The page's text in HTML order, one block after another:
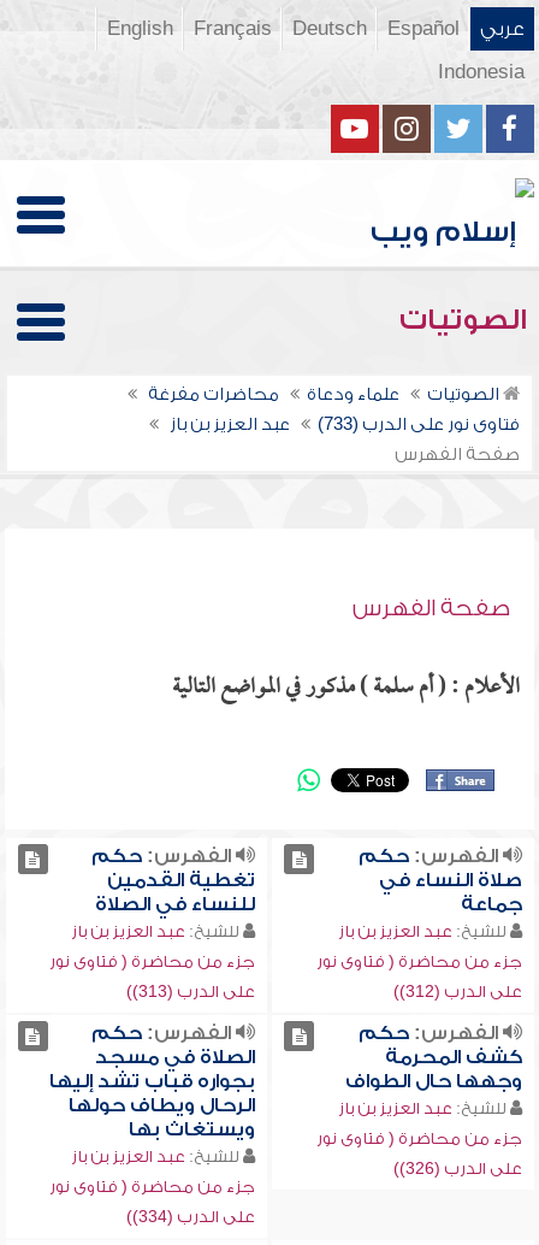
عربي Español
Deutsch
Français
English
Indonesia
الصوتيات
الصوتيات علماء ودعاة
محاضرات مفرغة
فتاوى نور على الدرب (733)
عبد العزيز بن باز
صفحة الفهرس
صفحة الفهرس
الأعلام : ( أم سلمة ) مذكور في المواضع التالية
الفهرس:حكم
صلاة النساء في
جماعة
للشيخ: عبد العزيز بن باز
جزء من محاضرة ( فتاوى نور
على الدرب (312))
الفهرس:حكم
تغطية القدمين
للنساء في الصلاة
للشيخ: عبد العزيز بن باز
جزء من محاضرة ( فتاوى نور
على الدرب (313))
الفهرس:حكم
كشف المحرمة
وجهها حال الطواف
للشيخ: عبد العزيز بن باز
جزء من محاضرة ( فتاوى نور
على الدرب (326))
الفهرس:حكم
الصلاة في مسجد
بجواره قباب تشد إليها
الرحال ويطاف حولها
ويستغاث بها
للشيخ: عبد العزيز بن باز
جزء من محاضرة ( فتاوى نور
على الدرب (334))